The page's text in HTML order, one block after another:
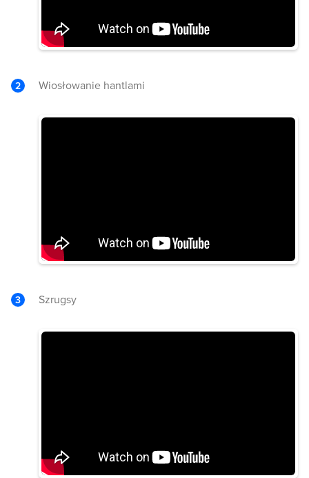
Wiosłowanie hantlami
Szrugsy